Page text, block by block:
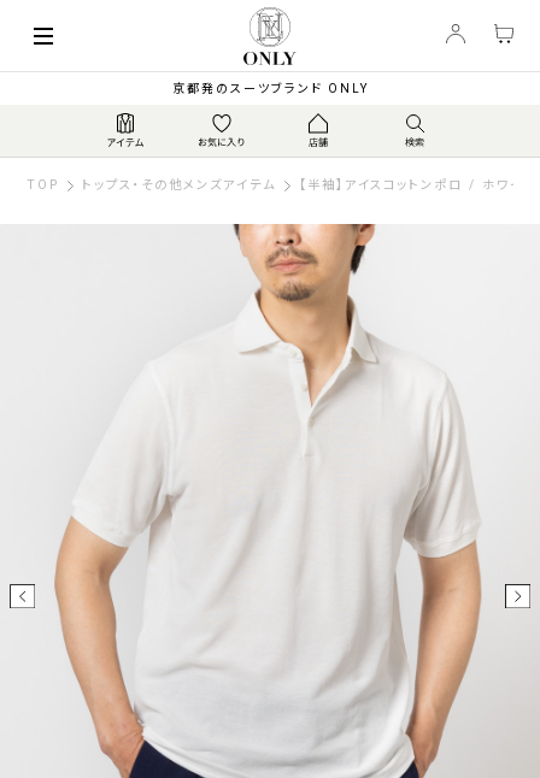
京都発のスーツブランド ONLY
TOP トップス・その他メンズアイテム 【半袖】アイスコットンポロ / ホワイト